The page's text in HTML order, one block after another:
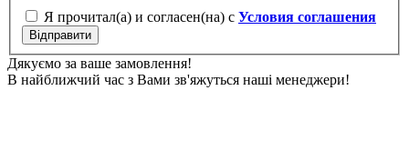
Я прочитал(а) и согласен(на) с Условия соглашения
Відправити
Дякуємо за ваше замовлення!
В найближчий час з Вами зв'яжуться наші менеджери!